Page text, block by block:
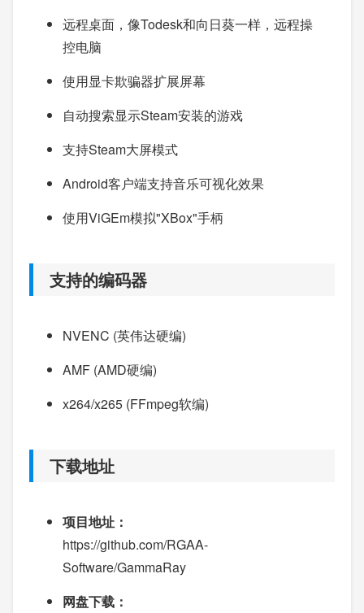
远程桌面，像Todesk和向日葵一样，远程操
控电脑
使用显卡欺骗器扩展屏幕
自动搜索显示Steam安装的游戏
支持Steam大屏模式
Android客户端支持音乐可视化效果
使用ViGEm模拟"XBox"手柄
支持的编码器
NVENC (英伟达硬编)
AMF (AMD硬编)
x264/x265 (FFmpeg软编)
下载地址
项目地址：
https://github.com/RGAA-
Software/GammaRay
网盘下载：